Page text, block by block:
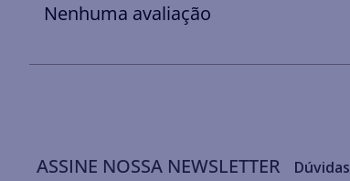
Nenhuma avaliação
ASSINE NOSSA NEWSLETTER Dúvidas